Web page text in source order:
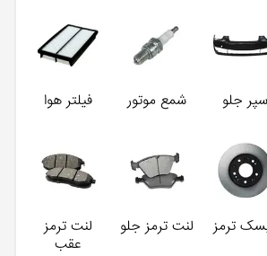
سپر جلو شمع موتور فیلتر هوا
ترمز لنت ترمز جلو
لنت ترمز
عقب